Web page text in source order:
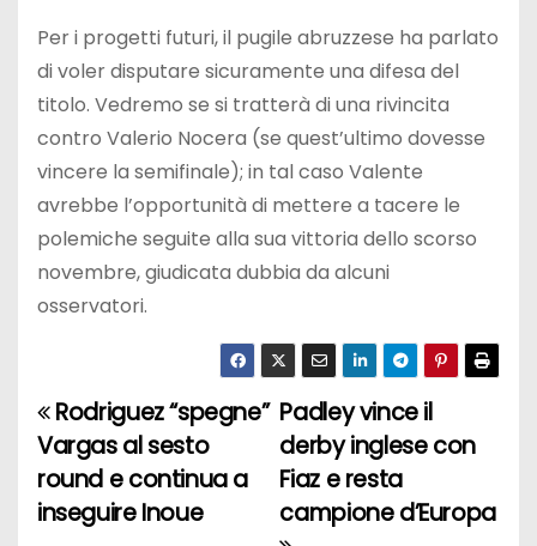
Per i progetti futuri, il pugile abruzzese ha parlato
di voler disputare sicuramente una difesa del
titolo. Vedremo se si tratterà di una rivincita
contro Valerio Nocera (se quest’ultimo dovesse
vincere la semifinale); in tal caso Valente
avrebbe l’opportunità di mettere a tacere le
polemiche seguite alla sua vittoria dello scorso
novembre, giudicata dubbia da alcuni
osservatori.
N
a
v
Padley vince il
derby inglese con
Fiaz e resta
campione d’Europa
Rodriguez “spegne”
Vargas al sesto
round e continua a
inseguire Inoue